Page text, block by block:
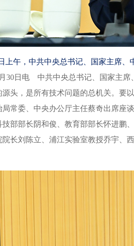
上午，中共中央总书记、国家主席
日电 中共中央总书记、国家主席、
头，是所有技术问题的总机关。要
委、中央办公厅主任蔡奇出席座谈
部长阴和俊、教育部部长怀进鹏、
长刘陈立、浦江实验室教授乔宇、